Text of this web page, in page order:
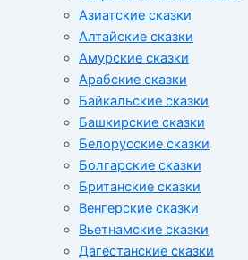
Азиатские сказки
Алтайские сказки
Амурские сказки
Арабские сказки
Байкальские сказки
Башкирские сказки
Белорусские сказки
Болгарские сказки
Британские сказки
Венгерские сказки
Вьетнамские сказки
Дагестанские сказки